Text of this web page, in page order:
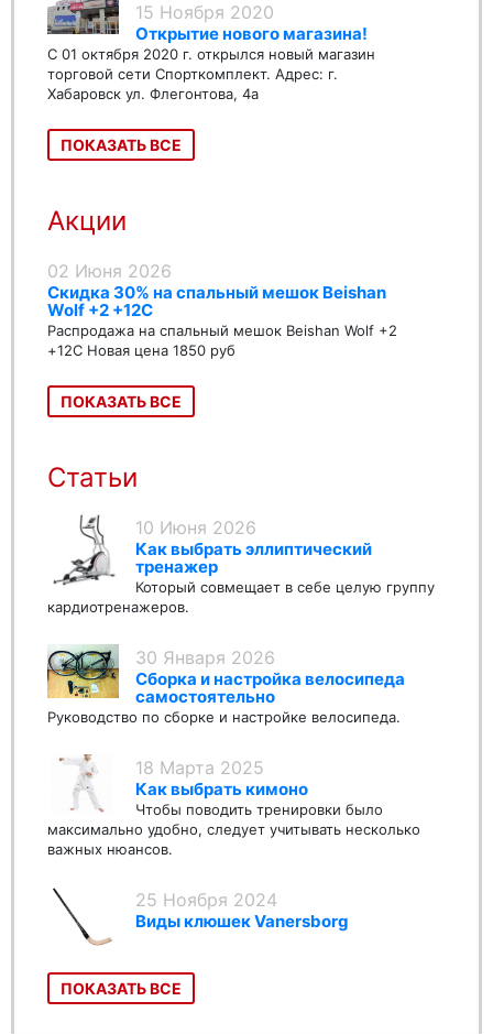
15 Ноября 2020
Открытие нового магазина!
С 01 октября 2020 г. открылся новый магазин
торговой сети Спорткомплект. Адрес: г.
Хабаровск ул. Флегонтова, 4а
ПОКАЗАТЬ ВСЕ
Акции
02 Июня 2026
Скидка 30% на спальный мешок Beishan
Wolf +2 +12C
Распродажа на спальный мешок Beishan Wolf +2
+12C Новая цена 1850 руб
ПОКАЗАТЬ ВСЕ
Статьи
10 Июня 2026
Как выбрать эллиптический
тренажер
Который совмещает в себе целую группу
кардиотренажеров.
30 Января 2026
Сборка и настройка велосипеда
самостоятельно
Руководство по сборке и настройке велосипеда.
18 Марта 2025
Как выбрать кимоно
Чтобы поводить тренировки было
максимально удобно, следует учитывать несколько
важных нюансов.
25 Ноября 2024
Виды клюшек Vanersborg
ПОКАЗАТЬ ВСЕ